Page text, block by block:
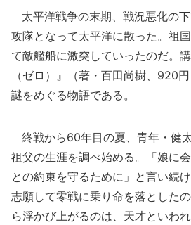
太平洋戦争の末期、戦況悪化の
攻隊となって太平洋に散った。祖
て敵艦船に激突していったのだ。
（ゼロ）』（著・百田尚樹、920
謎をめぐる物語である。
終戦から60年目の夏、青年・健
祖父の生涯を調べ始める。「娘に
との約束を守るために」と言い続
志願して零戦に乗り命を落とした
ら浮かび上がるのは、天才といわ